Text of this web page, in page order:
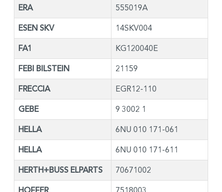
ERA 555019A
ESEN SKV 14SKV004
FA1 KG120040E
FEBI BILSTEIN 21159
FRECCIA EGR12-110
GEBE 9 3002 1
HELLA 6NU 010 171-061
HELLA 6NU 010 171-611
HERTH+BUSS ELPARTS 70671002